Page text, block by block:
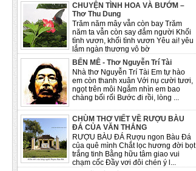
CHUYỆN TÌNH HOA VÀ BƯỚM –
Thơ Thu Dung
Trăm năm mây vẫn còn bay Trăm
năm ta vẫn còn say đắm người Khối
tình vươn, khối tình vươn Yêu ai! yêu
lắm ngàn thương vô bờ
BẾN MÊ - Thơ Nguyễn Trí Tài
Nhà thơ Nguyễn Trí Tài Em tự hào
em còn thanh xuân Với nụ cười tươi,
ngọt trên môi Ngắm nhìn em bao
chàng bối rối Bước đi rồi, lòng ...
CHÙM THƠ VIẾT VỀ RƯỢU BÀU
ĐÁ CỦA VĂN THẮNG
RƯỢU BÀU ĐÁ Rượu ngon Bàu Đá
của quê mình Chắt lọc hương đời bọt
trắng tinh Bằng hữu tâm giao vui
chạm cốc Đầy vơi đôi chén ý l...